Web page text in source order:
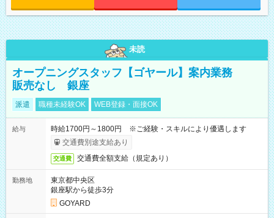
未読
オープニングスタッフ【ゴヤール】案内業務
販売なし 銀座
派遣 職種未経験OK WEB登録・面接OK
給与
時給1700円～1800円 ※ご経験・スキルにより優遇します
交通費別途支給あり
交通費 交通費全額支給（規定あり）
勤務地
東京都中央区
銀座駅から徒歩3分
GOYARD